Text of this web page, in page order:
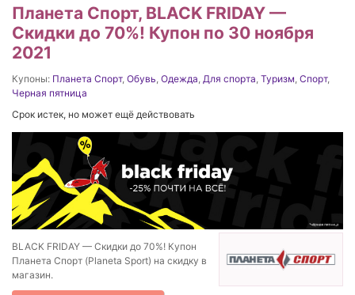
Планета Спорт, BLACK FRIDAY —
Скидки до 70%! Купон по 30 ноября
2021
Купоны: Планета Спорт, Обувь Одежда Для спорта Туризм Спорт,
Черная пятница
Срок истек, но может ещё действовать
BLACK FRIDAY — Скидки до 70%! Купон
Планета Спорт (Planeta Sport) на скидку в
магазин.